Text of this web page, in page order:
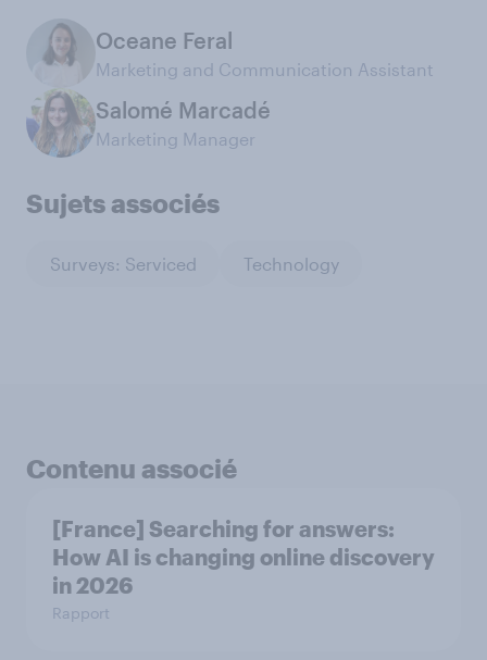
Oceane Feral
Marketing and Communication Assistant
Salomé Marcadé
Marketing Manager
Sujets associés
Surveys: Serviced Technology
Contenu associé
[France] Searching for answers:
How AI is changing online discovery
in ​2026
Rapport